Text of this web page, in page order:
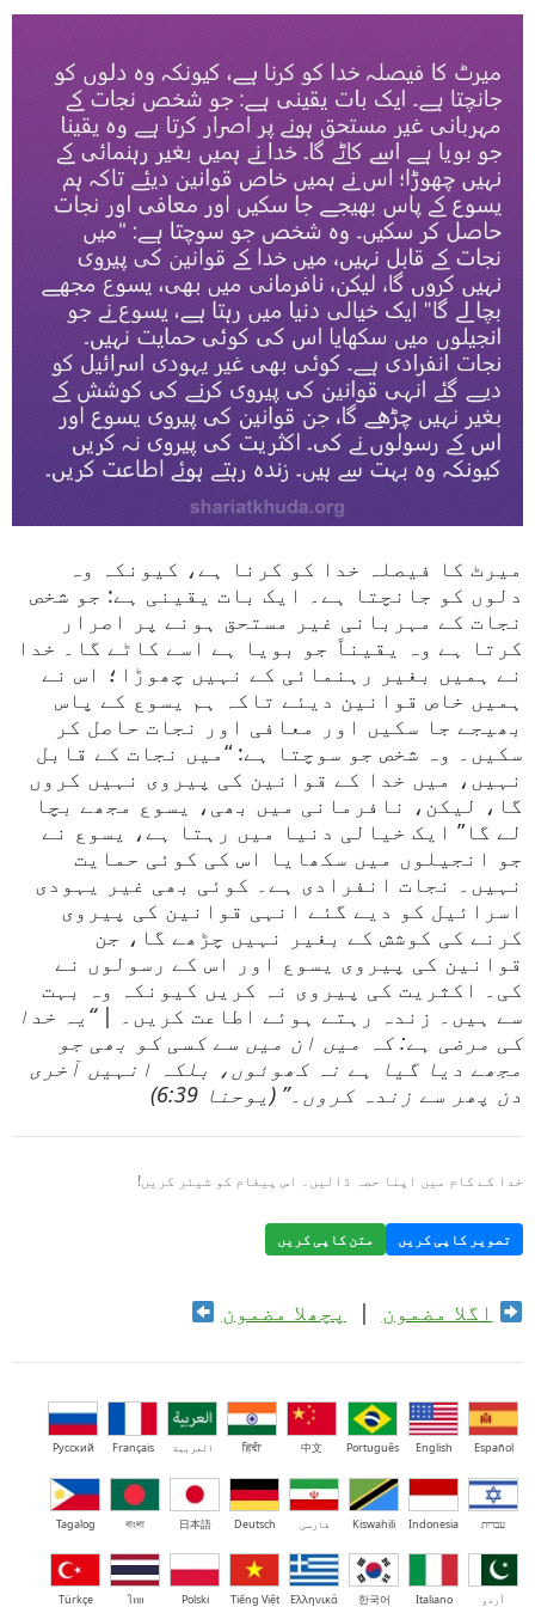
میرٹ کا فیصلہ خدا کو کرنا ہے، کیونکہ وہ
دلوں کو جانچتا ہے۔ ایک بات یقینی ہے: جو شخص
نجات کے مہربانی غیر مستحق ہونے پر اصرار
کرتا ہے وہ یقیناً جو بویا ہے اسے کاٹے گا۔ خدا
نے ہمیں بغیر رہنمائی کے نہیں چھوڑا؛ اس نے
ہمیں خاص قوانین دیئے تاکہ ہم یسوع کے پاس
بھیجے جا سکیں اور معافی اور نجات حاصل کر
سکیں۔ وہ شخص جو سوچتا ہے: “میں نجات کے قابل
نہیں، میں خدا کے قوانین کی پیروی نہیں کروں
گا، لیکن، نافرمانی میں بھی، یسوع مجھے بچا
لے گا” ایک خیالی دنیا میں رہتا ہے، یسوع نے
جو انجیلوں میں سکھایا اس کی کوئی حمایت
نہیں۔ نجات انفرادی ہے۔ کوئی بھی غیر یہودی
اسرائیل کو دیے گئے انہی قوانین کی پیروی
کرنے کی کوشش کے بغیر نہیں چڑھے گا، جن
قوانین کی پیروی یسوع اور اس کے رسولوں نے
کی۔ اکثریت کی پیروی نہ کریں کیونکہ وہ بہت
سے ہیں۔ زندہ رہتے ہوئے اطاعت کریں۔ |“یہ خدا
کی مرضی ہے: کہ میں ان میں سے کسی کو بھی جو
مجھے دیا گیا ہے نہ کھوئوں، بلکہ انہیں آخری
دن پھر سے زندہ کروں۔” (یوحنا 6:39)
خدا کے کام میں اپنا حصہ ڈالیں۔ اس پیغام کو شیئر کریں!
تصویر کاپی کریں متن کاپی کریں
اگلا مضمون | پچھلا مضمون
Español
English
Português
中文
हिंदी العربية Français
Русский
עברית Indonesia
Kiswahili فارسی Deutsch
日本語
বাংলা
Tagalog
اُردو Italiano
한국어
Ελληνικά
Tiếng Việt
Polski
ไทย
Türkçe